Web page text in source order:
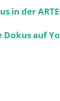
in der
Dokus auf